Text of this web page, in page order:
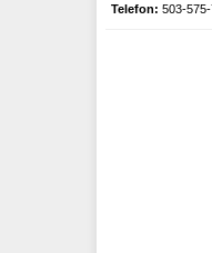
Telefon: 503-575-